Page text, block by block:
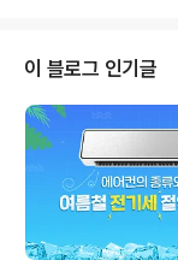
겨진 비밀을 알아봅시다!
을 고를 때 많은 사람들이
리는데요. 흰색은 햇빛을
흡수하는 느낌을 주기 때
래에서는 어두운 옷보다
껴질 수 있는데요. 그래..
이 블로그 인기글